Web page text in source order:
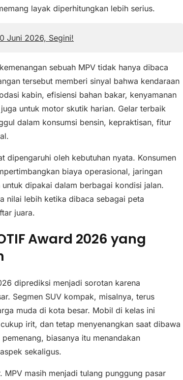
layak diperhitungkan lebih serius.
Juni 2026, Segini!
sebuah MPV tidak hanya dibaca
tersebut memberi sinyal bahwa kendaraan
kabin, efisiensi bahan bakar, kenyamanan
untuk motor skutik harian. Gelar terbaik
dalam konsumsi bensin, kepraktisan, fitur
dipengaruhi oleh kebutuhan nyata. Konsumen
biaya operasional, jaringan
dipakai dalam berbagai kondisi jalan.
nilai lebih ketika dibaca sebagai peta
juara.
Award 2026 yang
diprediksi menjadi sorotan karena
Segmen SUV kompak, misalnya, terus
muda di kota besar. Mobil di kelas ini
irit, dan tetap menyenangkan saat dibawa
biasanya itu menandakan
sekaligus.
masih menjadi tulang punggung pasar